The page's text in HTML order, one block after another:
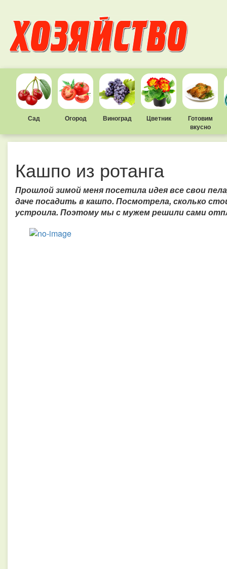
Сад Огород Виноград Цветник
Готовим
вкусно
Кашпо из ротанга
Прошлой зимой меня посетила идея все свои
даче посадить в кашпо. Посмотрела, сколько
устроила. Поэтому мы с мужем решили сами